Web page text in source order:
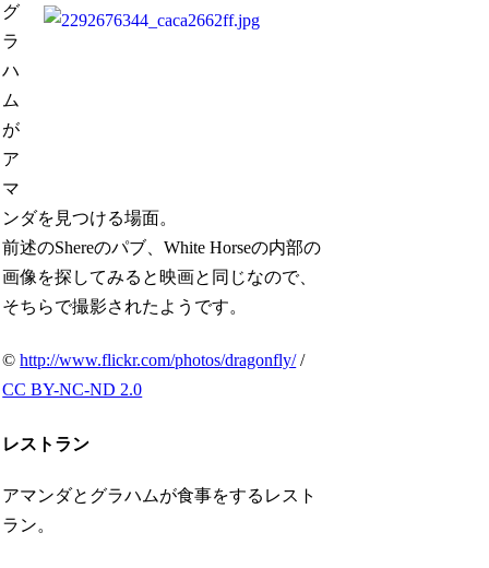
グ
ラ
ハ
ム
が
ア
マ
ンダを見つける場面。
前述のShereのパブ、White Horseの内部の
画像を探してみると映画と同じなので、
そちらで撮影されたようです。
©http://www.flickr.com/photos/dragonfly//
CC BY-NC-ND 2.0
レストラン
アマンダとグラハムが食事をするレスト
ラン。